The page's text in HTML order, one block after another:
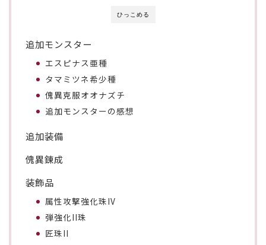
ひっこめる
追加モンスター
エスピナス亜種
タマミツネ希少種
傀異克服オオナズチ
追加モンスターの感想
追加装備
傀異錬成
装飾品
属性攻撃強化珠IV
弾強化II珠
匠珠II